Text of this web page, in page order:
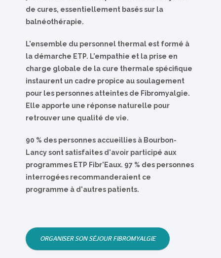
de cures, essentiellement basés sur la
balnéothérapie.
L'ensemble du personnel thermal est formé à
la démarche ETP. L’empathie et la prise en
charge globale de la cure thermale spécifique
instaurent un cadre propice au soulagement
pour les personnes atteintes de Fibromyalgie.
Elle apporte une réponse naturelle pour
retrouver une qualité de vie.
90 % des personnes accueillies à Bourbon-
Lancy sont satisfaites d'avoir participé aux
programmes ETP Fibr'Eaux. 97 % des personnes
interrogées recommanderaient ce
programme à d'autres patients.
ORGANISER SON SÉJOUR FIBROMYALGIE